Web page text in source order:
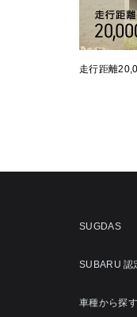
走行距離
SUGDAS
SUBARU 認
車種から探